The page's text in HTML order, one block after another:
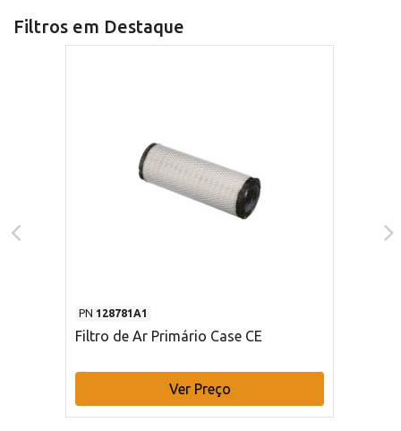
Filtros em Destaque
PN 128781A1
Filtro de Ar Primário Case CE
Ver Preço